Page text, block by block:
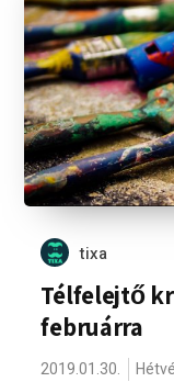
tixa
Télfelejtő
februárra
2019.01.30.